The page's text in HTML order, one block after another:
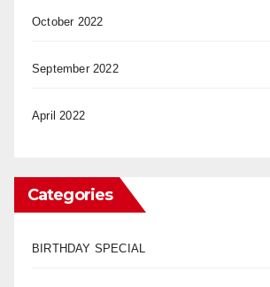
October 2022
September 2022
April 2022
Categories
BIRTHDAY SPECIAL